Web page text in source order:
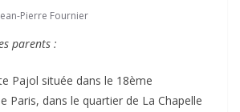
Pierre Fournier
parents :
Pajol située dans le 18ème
Paris, dans le quartier de La Chapelle